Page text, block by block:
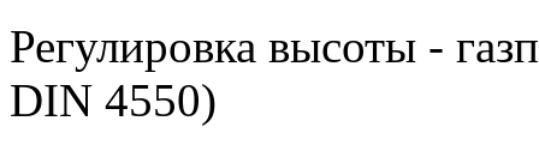
Регулировка высоты -
DIN 4550)